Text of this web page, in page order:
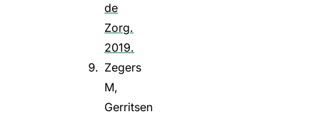
de
Zorg.
2019.
Zegers
M,
Gerritsen